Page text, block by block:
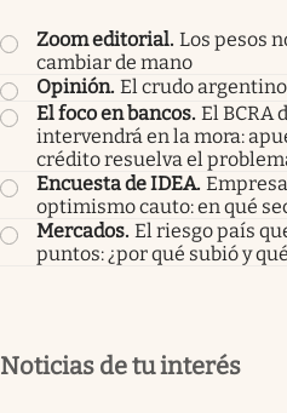
Zoom editorial. Los pesos
cambiar de mano
Opinión. El crudo
El foco en bancos. El BCRA
intervendrá en la mora:
crédito resuelva el
Encuesta de IDEA.
optimismo cauto: en qué
Mercados. El riesgo país
puntos: ¿por qué subió y
Noticias de tu interés